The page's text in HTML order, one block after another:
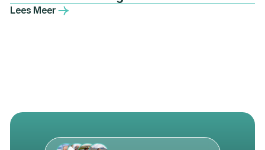
Landbou-ontwikkelingsinisiatief
Lees Meer